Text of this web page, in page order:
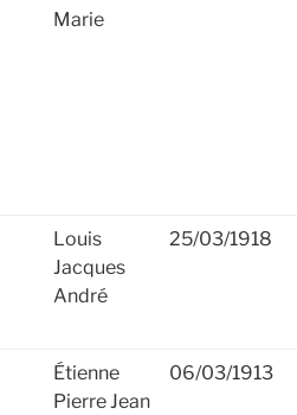
Marie
Louis
Jacques
André
25/03/1918
Étienne
Pierre Jean
06/03/1913